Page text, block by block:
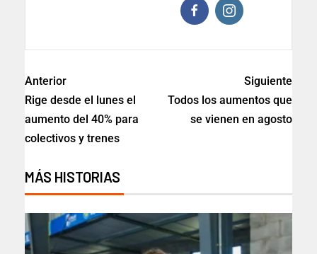
Anterior
Rige desde el lunes el
aumento del 40% para
colectivos y trenes
Siguiente
Todos los aumentos que
se vienen en agosto
MÁS HISTORIAS